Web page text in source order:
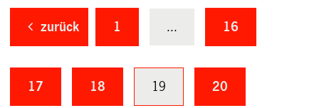
zurück 1 ... 16
17 18 19 20